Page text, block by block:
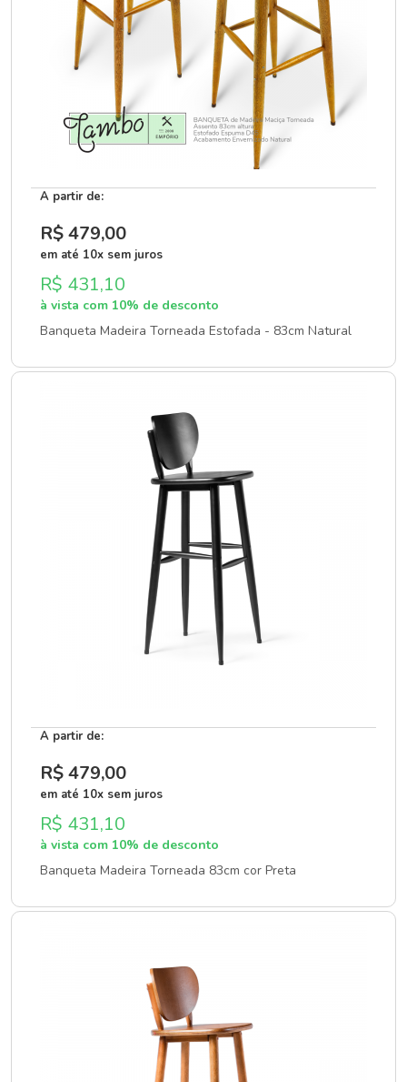
A partir de:
R$ 479,00
em até 10x sem juros
R$ 431,10
à vista com 10% de desconto
Banqueta Madeira Torneada Estofada - 83cm Natural
A partir de:
R$ 479,00
em até 10x sem juros
R$ 431,10
à vista com 10% de desconto
Banqueta Madeira Torneada 83cm cor Preta